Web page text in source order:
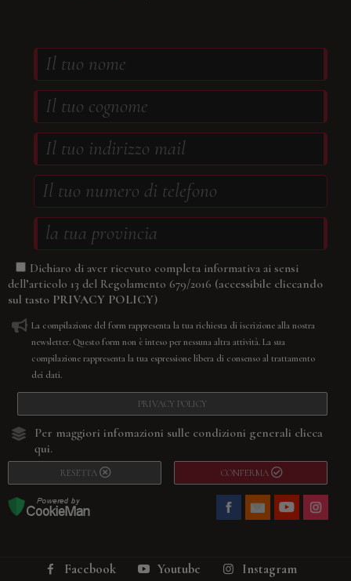
Dichiaro di aver ricevuto completa informativa ai sensi
dell’articolo 13 del Regolamento 679/2016 (accessibile cliccando
sul tasto PRIVACY POLICY)
La compilazione del form rappresenta la tua richiesta di iscrizione alla nostra
newsletter. Questo form non è inteso per nessuna altra attività. La sua
compilazione rappresenta la tua espressione libera di consenso al trattamento
dei dati.
PRIVACY POLICY
Per maggiori infomazioni sulle condizioni generali clicca
qui.
RESETTA CONFERMA
Facebook Youtube Instagram